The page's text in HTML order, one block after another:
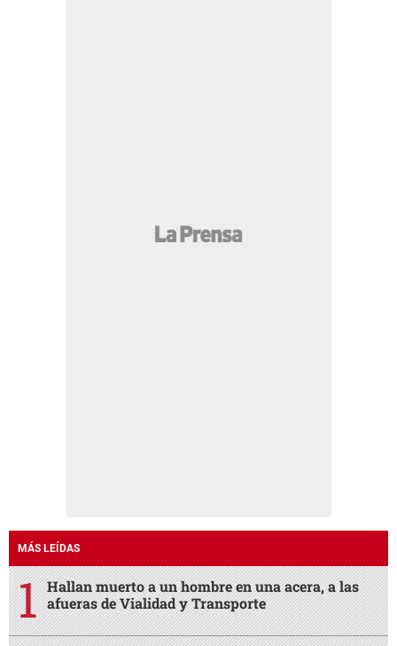
MÁS LEÍDAS
Hallan muerto a un hombre en una acera, a las
afueras de Vialidad y Transporte